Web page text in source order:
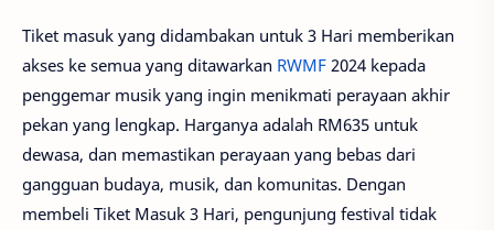
Tiket masuk yang didambakan untuk 3 Hari memberikan
akses ke semua yang ditawarkan RWMF 2024 kepada
penggemar musik yang ingin menikmati perayaan akhir
pekan yang lengkap. Harganya adalah RM635 untuk
dewasa, dan memastikan perayaan yang bebas dari
gangguan budaya, musik, dan komunitas. Dengan
membeli Tiket Masuk 3 Hari, pengunjung festival tidak